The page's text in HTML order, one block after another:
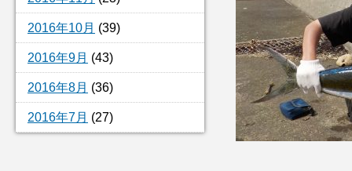
2016年10月 (39)
2016年9月 (43)
2016年8月 (36)
2016年7月 (27)